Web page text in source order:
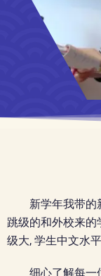
新学年我带的新
跳级的和外校来
级大, 学生中文水
细心了解每一位